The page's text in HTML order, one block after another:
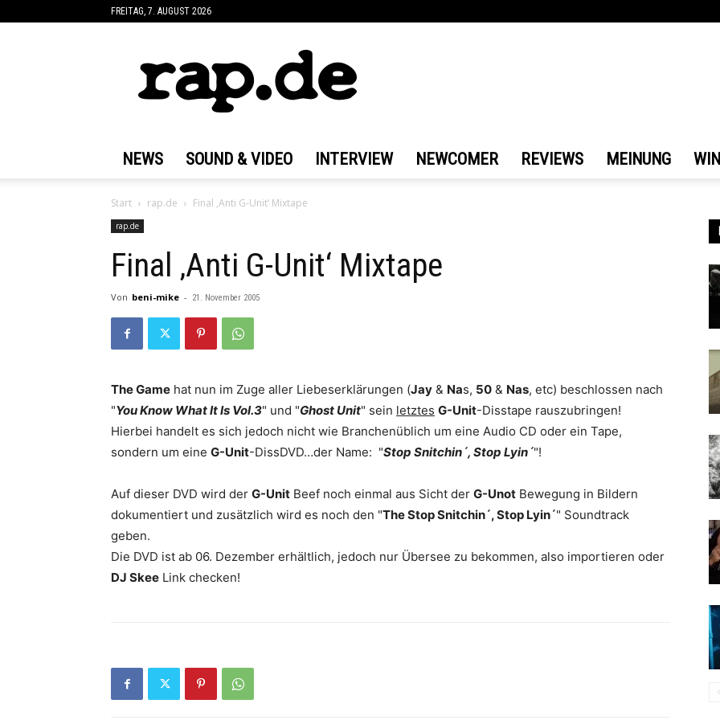
FREITAG, 7. AUGUST 2026
NEWS SOUND & VIDEO INTERVIEW NEWCOMER REVIEWS MEINUNG WIN
Start rap.de Final ‚Anti G-Unit‘ Mixtape
rap.de
Final ‚Anti G-Unit‘ Mixtape
Von beni-mike - 21. November 2005
The Game hat nun im Zuge aller Liebeserklärungen (Jay & Nas, 50 & Nas, etc) beschlossen nach
"You Know What It Is Vol.3" und "Ghost Unit" sein letztes G-Unit-Disstape rauszubringen!
Hierbei handelt es sich jedoch nicht wie Branchenüblich um eine Audio CD oder ein Tape,
sondern um eine G-Unit-DissDVD…der Name: "Stop Snitchin´, Stop Lyin´"!
Auf dieser DVD wird der G-Unit Beef noch einmal aus Sicht der G-Unot Bewegung in Bildern
dokumentiert und zusätzlich wird es noch den "The Stop Snitchin´, Stop Lyin´" Soundtrack
geben.
Die DVD ist ab 06. Dezember erhältlich, jedoch nur Übersee zu bekommen, also importieren oder
DJ Skee Link checken!